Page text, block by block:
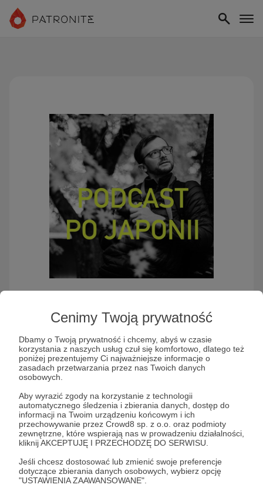
Cenimy Twoją prywatność
Dbamy o Twoją prywatność i chcemy, abyś w czasie
korzystania z naszych usług czuł się komfortowo, dlatego też
poniżej prezentujemy Ci najważniejsze informacje o
zasadach przetwarzania przez nas Twoich danych
osobowych.
Aby wyrazić zgody na korzystanie z technologii
automatycznego śledzenia i zbierania danych, dostęp do
informacji na Twoim urządzeniu końcowym i ich
przechowywanie przez Crowd8 sp. z o.o. oraz podmioty
zewnętrzne, które wspierają nas w prowadzeniu działalności,
kliknij AKCEPTUJĘ I PRZECHODZĘ DO SERWISU.
Jeśli chcesz dostosować lub zmienić swoje preferencje
dotyczące zbierania danych osobowych, wybierz opcję
"USTAWIENIA ZAAWANSOWANE".
Podcast Po Japonii
Słuchaj Podcast Po Japonii w aplikacji Patronite
Audio